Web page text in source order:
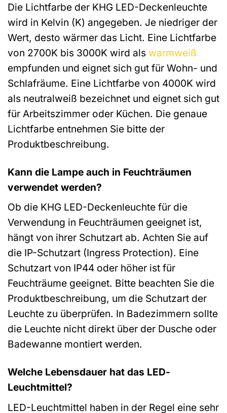
Die Lichtfarbe der KHG LED-Deckenleuchte
wird in Kelvin (K) angegeben. Je niedriger der
Wert, desto wärmer das Licht. Eine Lichtfarbe
von 2700K bis 3000K wird als warmweiß
empfunden und eignet sich gut für Wohn- und
Schlafräume. Eine Lichtfarbe von 4000K wird
als neutralweiß bezeichnet und eignet sich gut
für Arbeitszimmer oder Küchen. Die genaue
Lichtfarbe entnehmen Sie bitte der
Produktbeschreibung.
Kann die Lampe auch in Feuchträumen
verwendet werden?
Ob die KHG LED-Deckenleuchte für die
Verwendung in Feuchträumen geeignet ist,
hängt von ihrer Schutzart ab. Achten Sie auf
die IP-Schutzart (Ingress Protection). Eine
Schutzart von IP44 oder höher ist für
Feuchträume geeignet. Bitte beachten Sie die
Produktbeschreibung, um die Schutzart der
Leuchte zu überprüfen. In Badezimmern sollte
die Leuchte nicht direkt über der Dusche oder
Badewanne montiert werden.
Welche Lebensdauer hat das LED-
Leuchtmittel?
LED-Leuchtmittel haben in der Regel eine sehr